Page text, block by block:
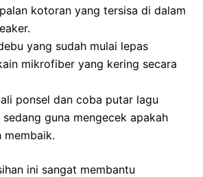
kotoran yang tersisa di dalam
yang sudah mulai lepas
mikrofiber yang kering secara
ponsel dan coba putar lagu
guna mengecek apakah
membaik.
ini sangat membantu